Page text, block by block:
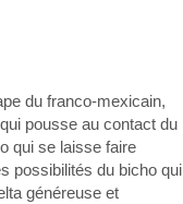
du franco-mexicain,
pousse au contact du
qui se laisse faire
possibilités du bicho qui
généreuse et